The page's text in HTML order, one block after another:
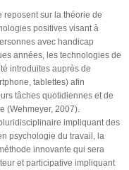
reposent sur la théorie de
positives visant à
avec handicap
années, les technologies de
introduites auprès de
tablettes) afin
tâches quotidiennes et de
(Wehmeyer, 2007).
impliquant des
psychologie du travail, la
innovante qui sera
et participative impliquant